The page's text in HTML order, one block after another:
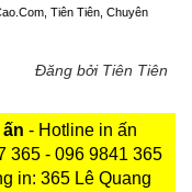
Tiên Tiên, Chuyên
Đăng bởi Tiên Tiên
- Hotline in ấn
365 - 096 9841 365
in: 365 Lê Quang